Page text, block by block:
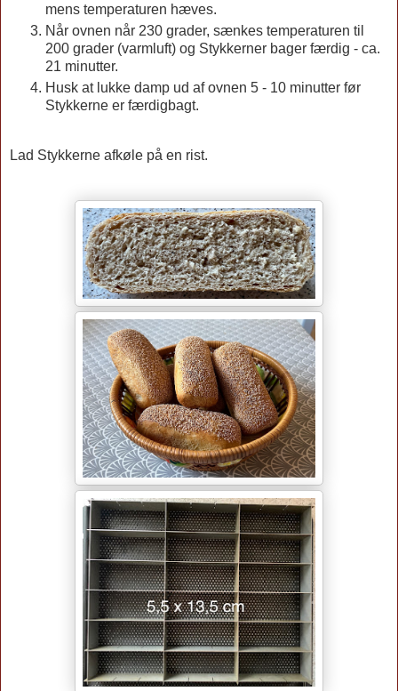
mens temperaturen hæves.
Når ovnen når 230 grader, sænkes temperaturen til
200 grader (varmluft) og Stykkerner bager færdig - ca.
21 minutter.
Husk at lukke damp ud af ovnen 5 - 10 minutter før
Stykkerne er færdigbagt.
Lad Stykkerne afkøle på en rist.